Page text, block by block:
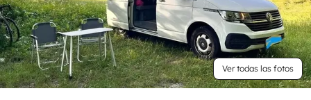
Ver todas las fotos